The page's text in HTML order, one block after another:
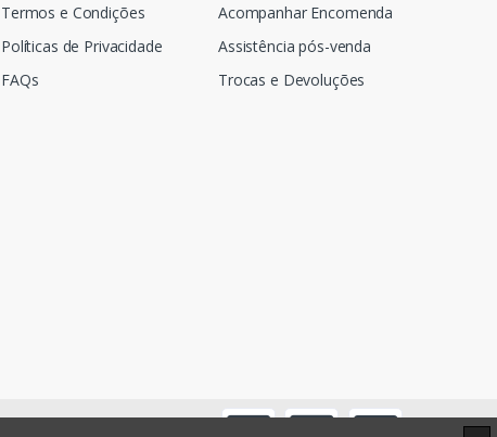
Termos e Condições
Políticas de Privacidade
FAQs
Acompanhar Encomenda
Assistência pós-venda
Trocas e Devoluções